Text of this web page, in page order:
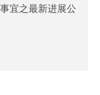
宜之最新进展公